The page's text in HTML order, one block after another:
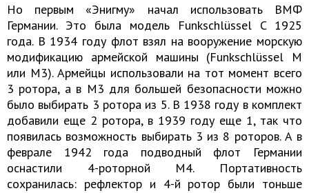
Но первым «Энигму» начал использовать ВМФ
Германии. Это была модель Funkschlüssel C 1925
года. В 1934 году флот взял на вооружение морскую
модификацию армейской машины (Funkschlüssel M
или M3). Армейцы использовали на тот момент всего
3 ротора, а в М3 для большей безопасности можно
было выбирать 3 ротора из 5. В 1938 году в комплект
добавили еще 2 ротора, в 1939 году еще 1, так что
появилась возможность выбирать 3 из 8 роторов. А в
феврале 1942 года подводный флот Германии
оснастили 4-роторной М4. Портативность
сохранилась: рефлектор и 4-й ротор были тоньше